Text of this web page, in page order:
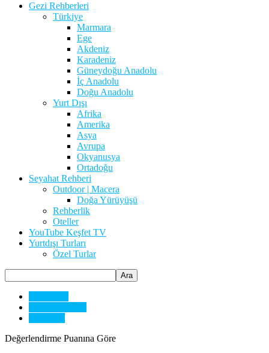
Gezi Rehberleri
Türkiye
Marmara
Ege
Akdeniz
Karadeniz
Güneydoğu Anadolu
İç Anadolu
Doğu Anadolu
Yurt Dışı
Afrika
Amerika
Asya
Avrupa
Okyanusya
Ortadoğu
Seyahat Rehberi
Outdoor | Macera
Doğa Yürüyüşü
Rehberlik
Oteller
YouTube Keşfet TV
Yurtdışı Turları
Özel Turlar
Değerlendirme Puanına Göre